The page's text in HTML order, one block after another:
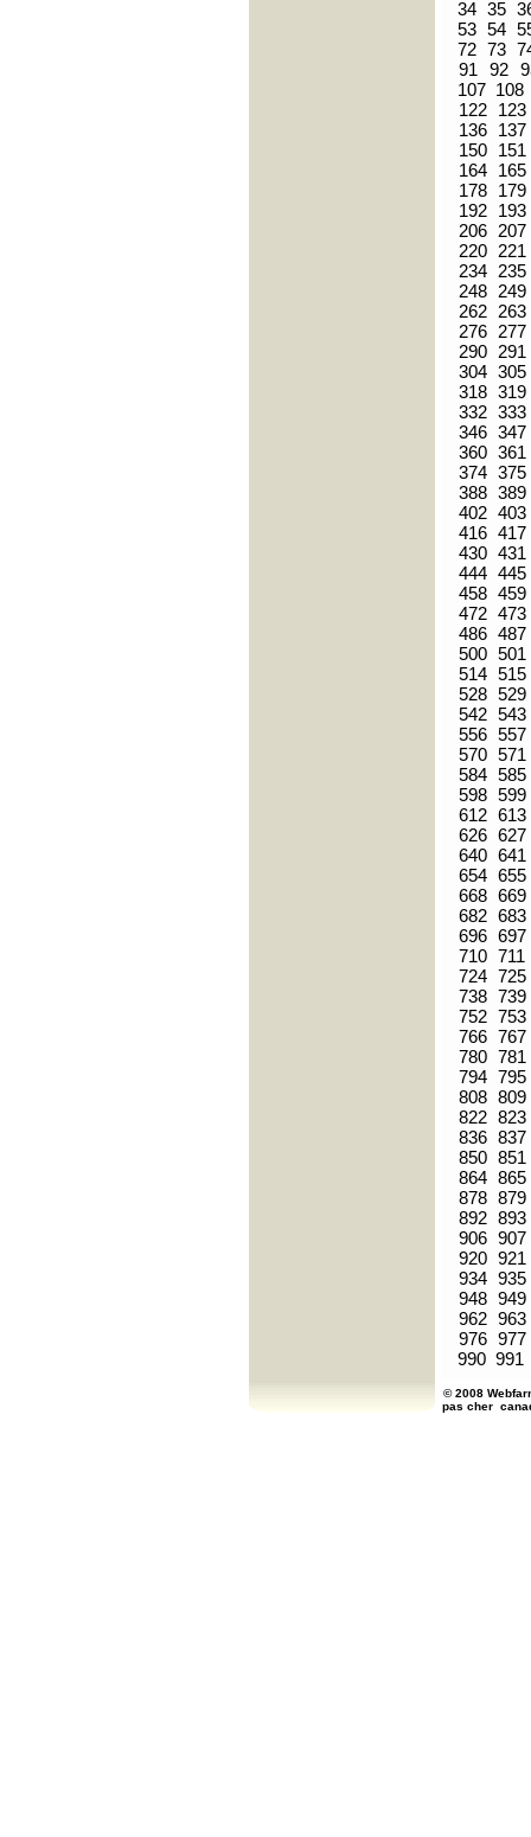
34 35
53 54
72 73
91
92
107 108
122
123
136
137
150
151
164
165
178
179
192
193
206 207
220
221
234
235
248
249
262
263
276
277
290
291
304 305
318 319
332 333
346 347
360 361
374 375
388 389
402 403
416 417
430 431
444 445
458 459
472 473
486 487
500 501
514 515
528 529
542 543
556 557
570 571
584 585
598 599
612 613
626 627
640 641
654 655
668 669
682 683
696 697
710 711
724 725
738 739
752 753
766 767
780 781
794 795
808 809
822 823
836 837
850 851
864 865
878 879
892 893
906 907
920 921
934 935
948 949
962 963
976 977
990 991
© 2008
pas cher